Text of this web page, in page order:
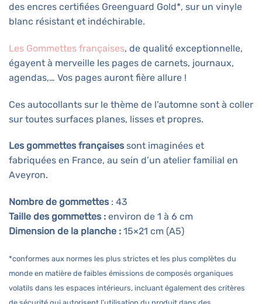
des encres certifiées Greenguard Gold*, sur un vinyle
blanc résistant et indéchirable.
Les Gommettes françaises, de qualité exceptionnelle,
égayent à merveille les pages de carnets, journaux,
agendas,… Vos pages auront fière allure !
Ces autocollants sur le thème de l’automne sont à coller
sur toutes surfaces planes, lisses et propres.
Les gommettes françaises sont imaginées et
fabriquées en France, au sein d’un atelier familial en
Aveyron.
Nombre de gommettes : 43
Taille des gommettes : environ de 1 à 6 cm
Dimension de la planche : 15×21 cm (A5)
*conformes aux normes les plus strictes et les plus complètes du
monde en matière de faibles émissions de composés organiques
volatils dans les espaces intérieurs, incluant également des critères